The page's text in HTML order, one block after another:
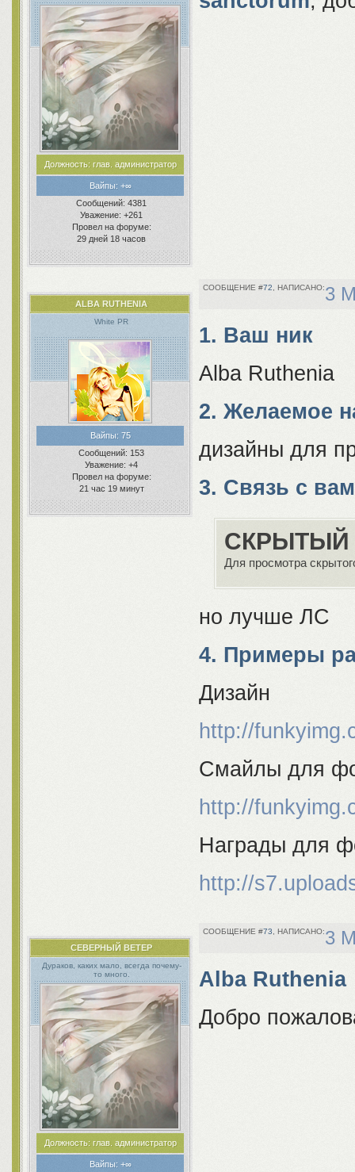
Должность:глав. администратор
Вайпы:+∞
Сообщений: 4381
Уважение: +261
Провел на форуме:
29 дней 18 часов
72 3
ALBA RUTHENIA
White PR
Вайпы:75
Сообщений: 153
Уважение: +4
Провел на форуме:
21 час 19 минут
1. Ваш ник
Alba Ruthenia
2. Желаемое
дизайны для
3. Связь с
СКРЫТЫЙ
Для просмотра
но лучше ЛС
4. Примеры
Дизайн
http://
Смайлы для
http://
Награды для
http://
73 3
СЕВЕРНЫЙ ВЕТЕР
Дураков, каких мало, всегда почему-
то много.
Должность:глав. администратор
Вайпы:+∞
Alba Ruthenia
Добро